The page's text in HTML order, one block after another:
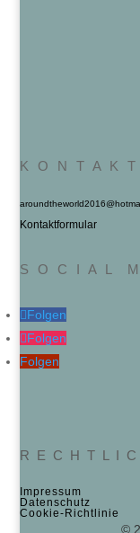
K O N T A K T
Kontaktformular
S O C I A L
Folgen
Folgen
Folgen
R E C H T L I C
Impressum
Datenschutz
Cookie‑Richtlinie
©